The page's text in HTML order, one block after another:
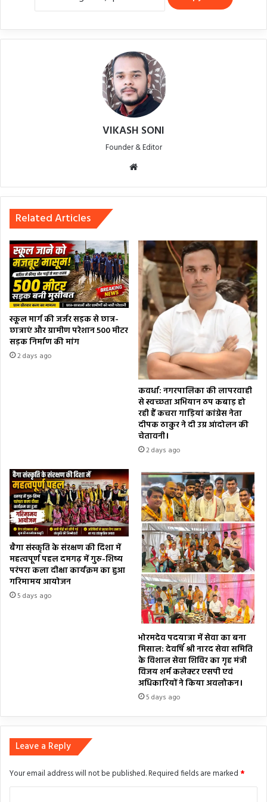
VIKASH SONI
Founder & Editor
Related Articles
स्कूल मार्ग की जर्जर सड़क से छात्र-
छात्राएं और ग्रामीण परेशान 500 मीटर
सड़क निर्माण की मांग
2 days ago
कवर्धा: नगरपालिका की लापरवाही
से स्वच्छता अभियान ठप कबाड़ हो
रही हैं कचरा गाड़ियां कांग्रेस नेता
दीपक ठाकुर ने दी उग्र आंदोलन की
चेतावनी।
2 days ago
बैगा संस्कृति के संरक्षण की दिशा में
महत्वपूर्ण पहल दमगढ़ में गुरु-शिष्य
परंपरा कला दीक्षा कार्यक्रम का हुआ
गरिमामय आयोजन
5 days ago
भोरमदेव पदयात्रा में सेवा का बना
मिसाल: देवर्षि श्री नारद सेवा समिति
के विशाल सेवा शिविर का गृह मंत्री
विजय शर्म कलेक्टर एसपी एवं
अधिकारियों ने किया अवलोकन।
5 days ago
Leave a Reply
Your email address will not be published.Required fields are marked *